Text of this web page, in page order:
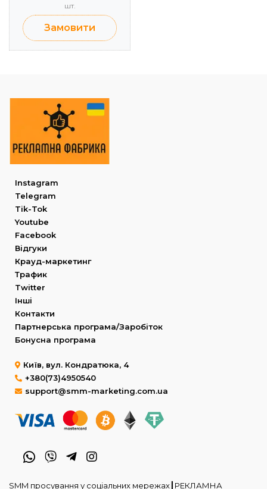
шт.
Замовити
Instagram
Telegram
Tik-Tok
Youtube
Facebook
Відгуки
Крауд-маркетинг
Трафик
Twitter
Інші
Контакти
Партнерська програма/Заробіток
Бонусна програма
Київ, вул. Кондратюка, 4
+380(73)4950540
support@smm-marketing.com.ua
SMM просування у соціальних мережах┃РЕКЛАМНА